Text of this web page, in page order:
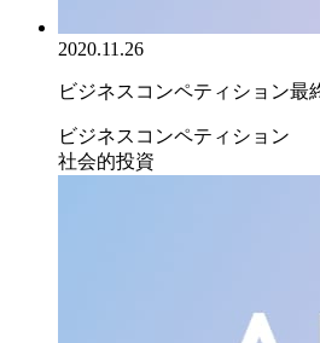
2020.11.26
ビジネスコンペティション最
ビジネスコンペティション
社会的投資